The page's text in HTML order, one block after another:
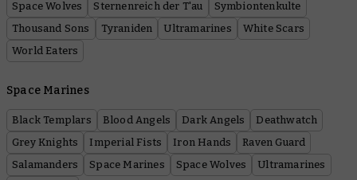
Space Wolves
Sternenreich der T'au
Symbiontenkulte
Thousand Sons
Tyraniden Ultramarines
White Scars
World Eaters
Space Marines
Black Templars Blood Angels Dark Angels
Deathwatch
Grey Knights
Imperial Fists Iron Hands
Raven Guard
Salamanders
Space Marines Space Wolves
Ultramarines